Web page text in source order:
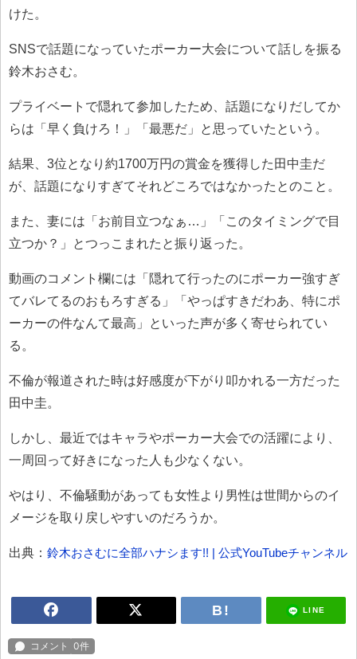
けた。
SNSで話題になっていたポーカー大会について話しを振る
鈴木おさむ。
プライベートで隠れて参加したため、話題になりだしてか
らは「早く負けろ！」「最悪だ」と思っていたという。
結果、3位となり約1700万円の賞金を獲得した田中圭だ
が、話題になりすぎてそれどころではなかったとのこと。
また、妻には「お前目立つなぁ…」「このタイミングで目
立つか？」とつっこまれたと振り返った。
動画のコメント欄には「隠れて行ったのにポーカー強すぎ
てバレてるのおもろすぎる」「やっぱすきだわあ、特にポ
ーカーの件なんて最高」といった声が多く寄せられてい
る。
不倫が報道された時は好感度が下がり叩かれる一方だった
田中圭。
しかし、最近ではキャラやポーカー大会での活躍により、
一周回って好きになった人も少なくない。
やはり、不倫騒動があっても女性より男性は世間からのイ
メージを取り戻しやすいのだろうか。
出典： 鈴木おさむに全部ハナシます!! | 公式YouTubeチャンネル
LINE